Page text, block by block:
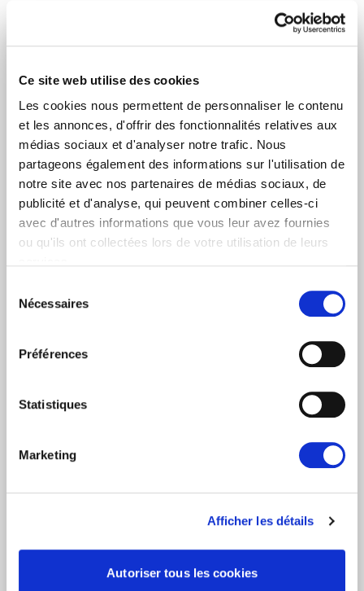
Ce site web utilise des cookies
Les cookies nous permettent de personnaliser le contenu
et les annonces, d'offrir des fonctionnalités relatives aux
médias sociaux et d'analyser notre trafic. Nous
partageons également des informations sur l'utilisation de
notre site avec nos partenaires de médias sociaux, de
publicité et d'analyse, qui peuvent combiner celles-ci
avec d'autres informations que vous leur avez fournies
ou qu'ils ont collectées lors de votre utilisation de leurs
Nécessaires
Préférences
Statistiques
Marketing
Afficher les détails
Autoriser tous les cookies
Prénom Nom
Adresse email
Non
Nouvelles quotidiennes (Communiqués de presse)
Données personnelles.
* Please note that EN is the main
communication language